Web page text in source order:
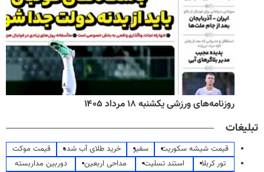
روزنامه‌های اقتصادی یکشنبه ۱۸ مرداد ۱۴۰۵
تبلیغات
قیمت شیشه سکوریت سفیر خرید طلای آب شده
قیمت موکت
تور کربلا
استند تسلیت مداحی اربعین
دوربین مداربسته